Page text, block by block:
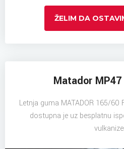
ŽELIM DA
Matador
Letnja guma MATADOR 165/60
dostupna je uz besplatnu